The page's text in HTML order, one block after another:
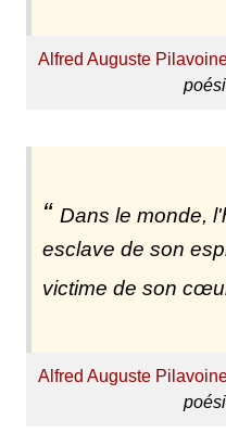
Alfred Auguste
Dans le monde,
esclave de son
victime de son
Alfred Auguste